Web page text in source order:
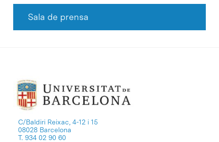
Sala de prensa
C/Baldiri Reixac, 4-12 i 15
08028 Barcelona
T. 934 02 90 60